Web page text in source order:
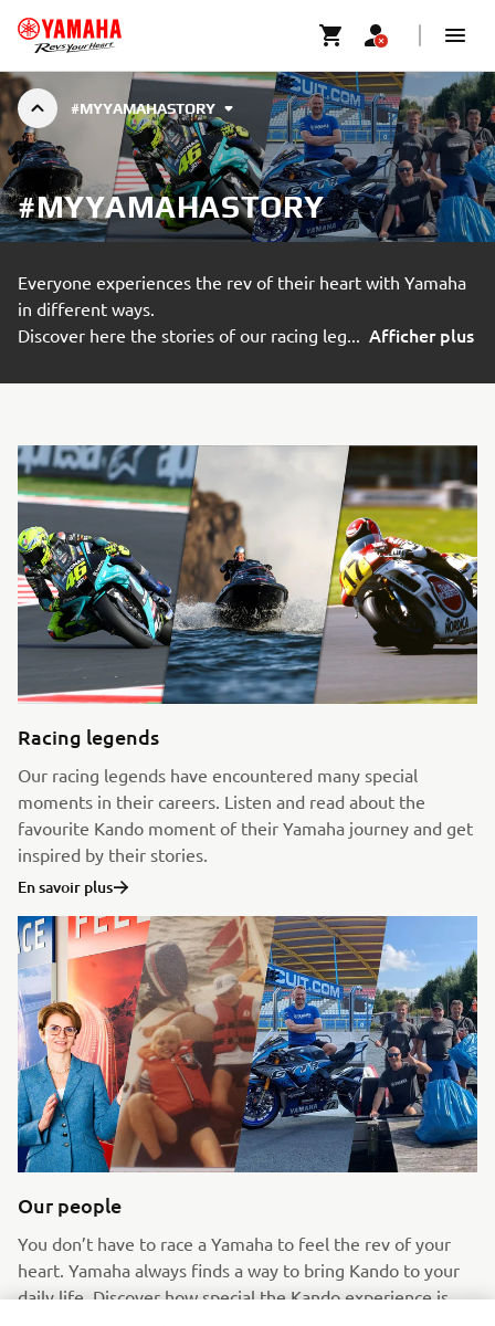
#MYYAMAHASTORY
#MYYAMAHASTORY
Everyone experiences the rev of their heart with Yamaha
in different ways.
Discover here the stories of our racing leg... Afficher plus
Racing legends
Our racing legends have encountered many special
moments in their careers. Listen and read about the
favourite Kando moment of their Yamaha journey and get
inspired by their stories.
En savoir plus
Our people
You don’t have to race a Yamaha to feel the rev of your
heart. Yamaha always finds a way to bring Kando to your
daily life. Discover how special the Kando experience is